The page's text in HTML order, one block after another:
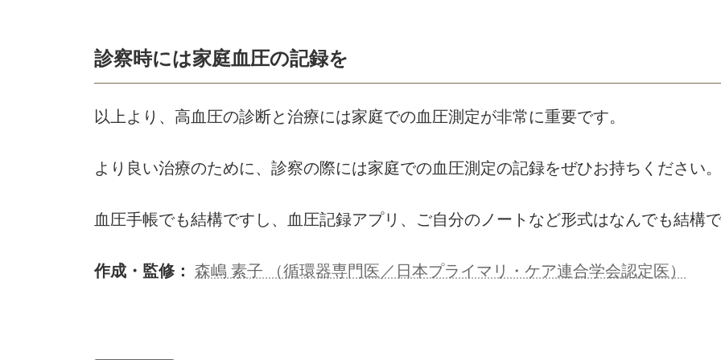
診察時には家庭血圧の記録を
以上より、高血圧の診断と治療には家庭での血圧測定が非常に重要です。
より良い治療のために、診察の際には家庭での血圧測定の記録をぜひお持ちください。
血圧手帳でも結構ですし、血圧記録アプリ、ご自分のノートなど形式はなんでも結構で
作成・監修： 森嶋 素子 （循環器専門医／日本プライマリ・ケア連合学会認定医）